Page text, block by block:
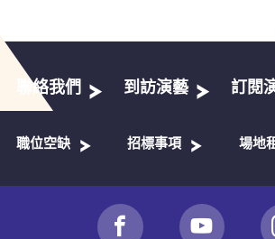
聯絡我們 到訪演藝 訂閱
職位空缺 招標事項 場地